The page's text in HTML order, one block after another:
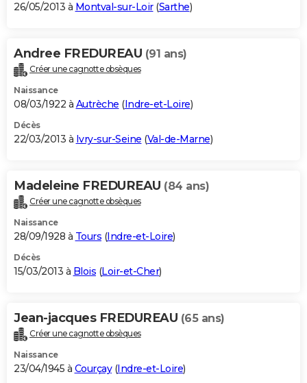
26/05/2013 à Montval-sur-Loir(Sarthe)
Andree FREDUREAU (91 ans)
Créer une cagnotte obsèques
Naissance
08/03/1922 à Autrèche (Indre-et-Loire)
Décès
22/03/2013 à Ivry-sur-Seine (Val-de-Marne)
Madeleine FREDUREAU (84 ans)
Créer une cagnotte obsèques
Naissance
28/09/1928 à Tours (Indre-et-Loire)
Décès
15/03/2013 à Blois (Loir-et-Cher)
Jean-jacques FREDUREAU (65 ans)
Créer une cagnotte obsèques
Naissance
23/04/1945 à Courçay(Indre-et-Loire)